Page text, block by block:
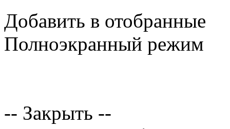
Добавить в отобранные
Полноэкранный режим
-- Закрыть --